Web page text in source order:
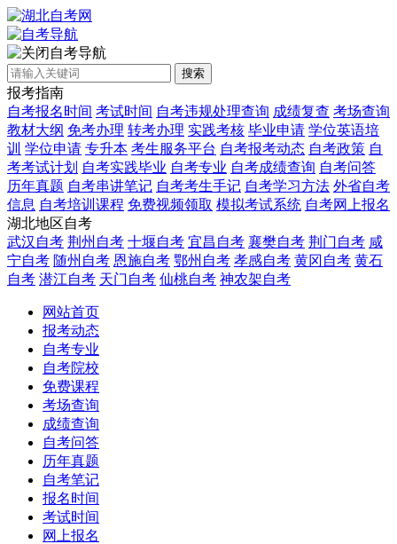
自考导航
搜索
报考指南
自考报名时间 考试时间 自考违规处理查询 成绩复查 考场查询
教材大纲 免考办理 转考办理 实践考核 毕业申请 学位英语培
训 学位申请 专升本 考生服务平台 自考报考动态 自考政策 自
考考试计划 自考实践毕业 自考专业 自考成绩查询 自考问答
历年真题 自考串讲笔记 自考考生手记 自考学习方法 外省自考
信息 自考培训课程 免费视频领取 模拟考试系统 自考网上报名
湖北地区自考
武汉自考 荆州自考 十堰自考 宜昌自考 襄樊自考 荆门自考 咸
宁自考 随州自考 恩施自考 鄂州自考 孝感自考 黄冈自考 黄石
自考 潜江自考 天门自考 仙桃自考 神农架自考
网站首页
报考动态
自考专业
自考院校
免费课程
考场查询
成绩查询
自考问答
历年真题
自考笔记
报名时间
考试时间
网上报名